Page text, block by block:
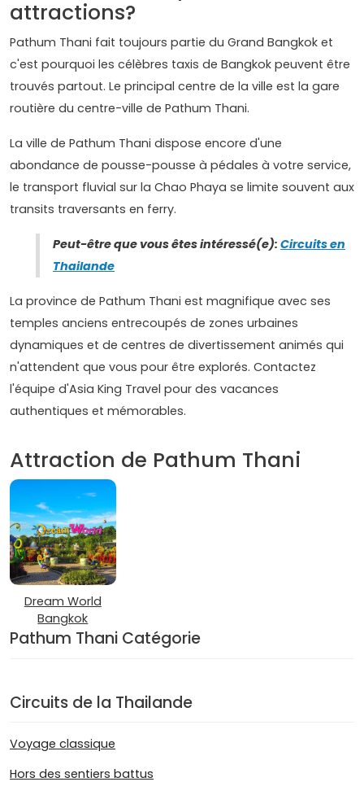
attractions?
Pathum Thani fait toujours partie du Grand Bangkok et
c'est pourquoi les célèbres taxis de Bangkok peuvent être
trouvés partout. Le principal centre de la ville est la gare
routière du centre-ville de Pathum Thani.
La ville de Pathum Thani dispose encore d'une
abondance de pousse-pousse à pédales à votre service,
le transport fluvial sur la Chao Phaya se limite souvent aux
transits traversants en ferry.
Peut-être que vous êtes intéressé(e): Circuits en
Thailande
La province de Pathum Thani est magnifique avec ses
temples anciens entrecoupés de zones urbaines
dynamiques et de centres de divertissement animés qui
n'attendent que vous pour être explorés. Contactez
l'équipe d'Asia King Travel pour des vacances
authentiques et mémorables.
Attraction de Pathum Thani
Dream World
Bangkok
Pathum Thani Catégorie
Circuits de la Thailande
Voyage classique
Hors des sentiers battus